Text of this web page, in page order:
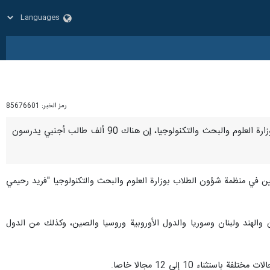
رمز الخبر: 85676601